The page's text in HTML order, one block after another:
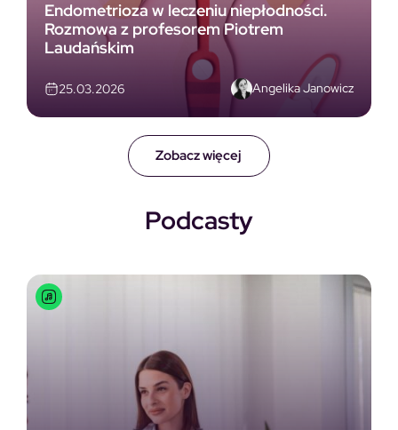
Zobacz więcej
Endometrioza w leczeniu niepłodności.
Rozmowa z profesorem Piotrem
Laudańskim
25.03.2026 Angelika Janowicz
Podcasty